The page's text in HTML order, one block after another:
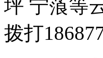
坪 宁蒗等
拨打